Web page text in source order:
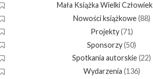
Mała Książka Wielki Człowiek
Nowości książkowe(88)
Projekty(71)
Sponsorzy(50)
Spotkania autorskie(22)
Wydarzenia (136)